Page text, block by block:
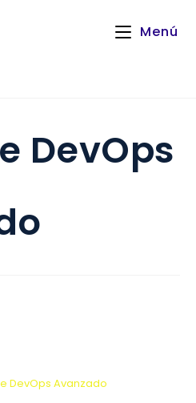
Menú
DevOps
DevOps Avanzado